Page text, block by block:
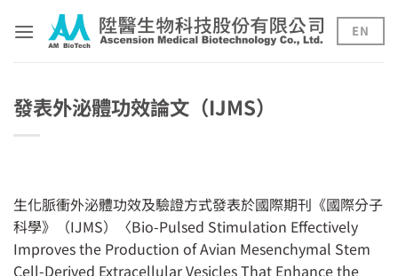
content
EN
發表外泌體功效論文（IJMS）
生化脈衝外泌體功效及驗證方式發表於國際期刊《國際分子
科學》（IJMS）〈Bio-Pulsed Stimulation Effectively
Improves the Production of Avian Mesenchymal Stem
Cell-Derived Extracellular Vesicles That Enhance the